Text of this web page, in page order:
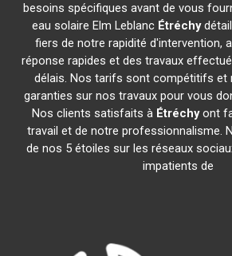
besoins spécifiques avant de vous
eau solaire Elm Leblanc Étréchy
fiers de notre rapidité d'intervention,
réponse rapides et des travaux
délais. Nos tarifs sont compétitifs
garanties sur nos travaux pour vous
Nos clients satisfaits à Étréchyont
travail et de notre professionnalisme.
de nos 5 étoiles sur les réseaux
impatients de